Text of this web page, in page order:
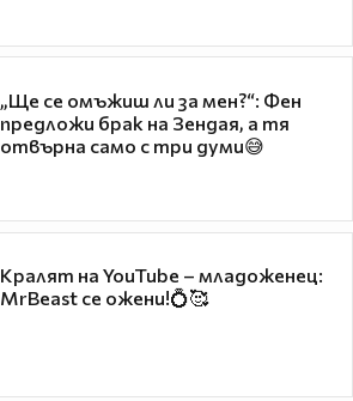
„Ще се омъжиш ли за мен?“: Фен
предложи брак на Зендая, а тя
отвърна само с три думи😅
Кралят на YouTube – младоженец:
MrBeast се ожени!💍🥰